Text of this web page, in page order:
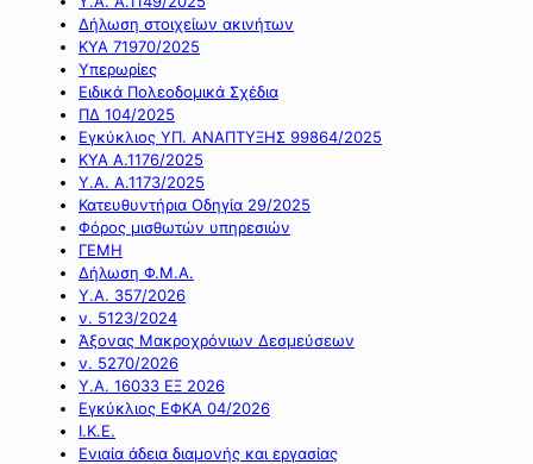
Δήλωση στοιχείων ακινήτων
ΚΥΑ 71970/2025
Υπερωρίες
Ειδικά Πολεοδομικά Σχέδια
ΠΔ 104/2025
Εγκύκλιος ΥΠ. ΑΝΑΠΤΥΞΗΣ 99864/2025
ΚΥΑ Α.1176/2025
Υ.Α. Α.1173/2025
Κατευθυντήρια Οδηγία 29/2025
Φόρος μισθωτών υπηρεσιών
ΓΕΜΗ
Δήλωση Φ.Μ.Α.
Υ.Α. 357/2026
ν. 5123/2024
Άξονας Μακροχρόνιων Δεσμεύσεων
ν. 5270/2026
Υ.Α. 16033 ΕΞ 2026
Εγκύκλιος ΕΦΚΑ 04/2026
Ι.Κ.Ε.
Ενιαία άδεια διαμονής και εργασίας